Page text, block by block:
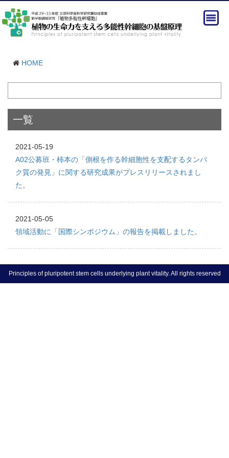
HOME
一覧
2021-05-19
A02公募班・柿本の「側根を作る幹細胞性を支配するタンパ
ク質の発見」に関する研究成果がプレスリリースされまし
た。
2021-05-05
領域活動に「国際シンポジウム」の報告を掲載しました。
Principles of pluripotent stem cells underlying plant vitality. All rights reserved